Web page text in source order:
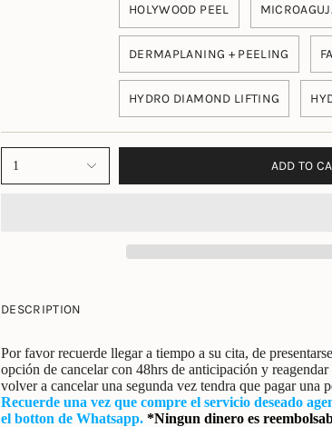
HOLYWOOD PEEL
DERMAPLANING + PEELING
HYDRO DIAMOND LIFTING
1 ADD TO
DESCRIPTION
Por favor recuerde llegar a tiempo a su cita, de
opción de cancelar con 48hrs de anticipación y
volver a cancelar una segunda vez tendra que pagar una
Recuerde una vez que compre el servicio deseado
el botton de Whatsapp. *Ningun dinero es